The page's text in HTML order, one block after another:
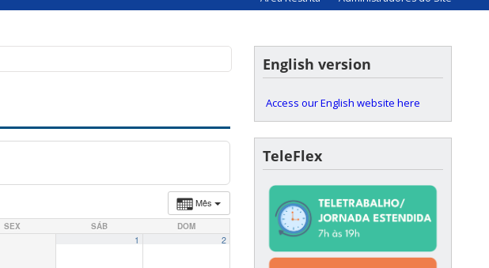
Mês
SEX SÁB DOM
1 2
English version
Access our English website here
TeleFlex